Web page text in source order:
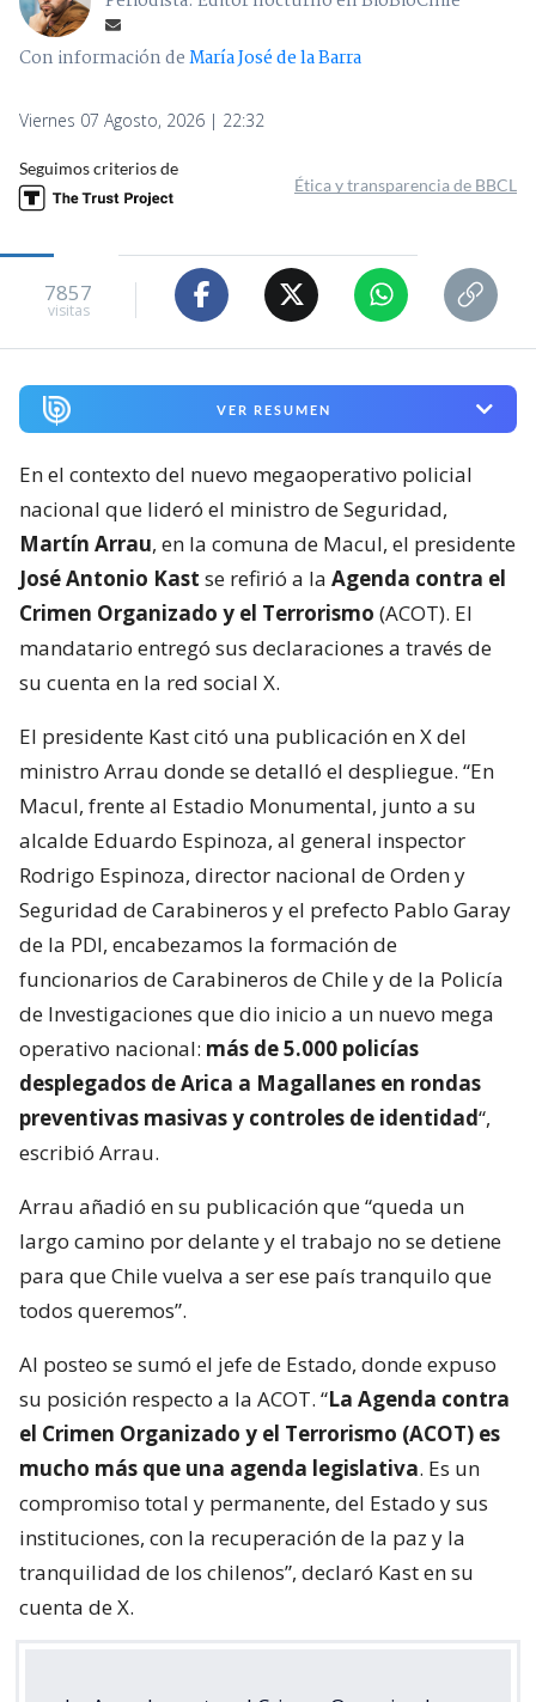
Con información deMaría José de la Barra
Viernes 07 Agosto, 2026 | 22:32
Seguimos criterios de
Ética y transparencia de BBCL
7857
visitas
VER RESUMEN
En el contexto del nuevo megaoperativo policial
nacional que lideró el ministro de Seguridad,
Martín Arrau, en la comuna de Macul, el presidente
José Antonio Kast se refirió a la Agenda contra el
Crimen Organizado y el Terrorismo (ACOT). El
mandatario entregó sus declaraciones a través de
su cuenta en la red social X.
El presidente Kast citó una publicación en X del
ministro Arrau donde se detalló el despliegue. “En
Macul, frente al Estadio Monumental, junto a su
alcalde Eduardo Espinoza, al general inspector
Rodrigo Espinoza, director nacional de Orden y
Seguridad de Carabineros y el prefecto Pablo Garay
de la PDI, encabezamos la formación de
funcionarios de Carabineros de Chile y de la Policía
de Investigaciones que dio inicio a un nuevo mega
operativo nacional: más de 5.000 policías
desplegados de Arica a Magallanes en rondas
preventivas masivas y controles de identidad“,
escribió Arrau.
Arrau añadió en su publicación que “queda un
largo camino por delante y el trabajo no se detiene
para que Chile vuelva a ser ese país tranquilo que
todos queremos”.
Al posteo se sumó el jefe de Estado, donde expuso
su posición respecto a la ACOT. “La Agenda contra
el Crimen Organizado y el Terrorismo (ACOT) es
mucho más que una agenda legislativa. Es un
compromiso total y permanente, del Estado y sus
instituciones, con la recuperación de la paz y la
tranquilidad de los chilenos”, declaró Kast en su
cuenta de X.